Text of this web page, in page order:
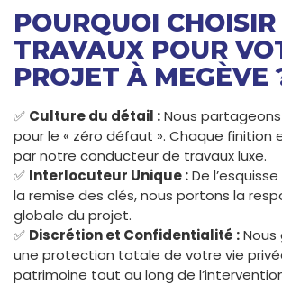
POURQUOI
TRAVAUX POUR
PROJET À MEGÈVE
✅ Culture du détail :Nous
pour le « zéro défaut ». Chaque finition
par notre conducteur de travaux luxe.
✅ Interlocuteur Unique :De
la remise des clés, nous portons la
globale du projet.
✅ Discrétion et Confidentialité :Nous
une protection totale de votre vie
patrimoine tout au long de